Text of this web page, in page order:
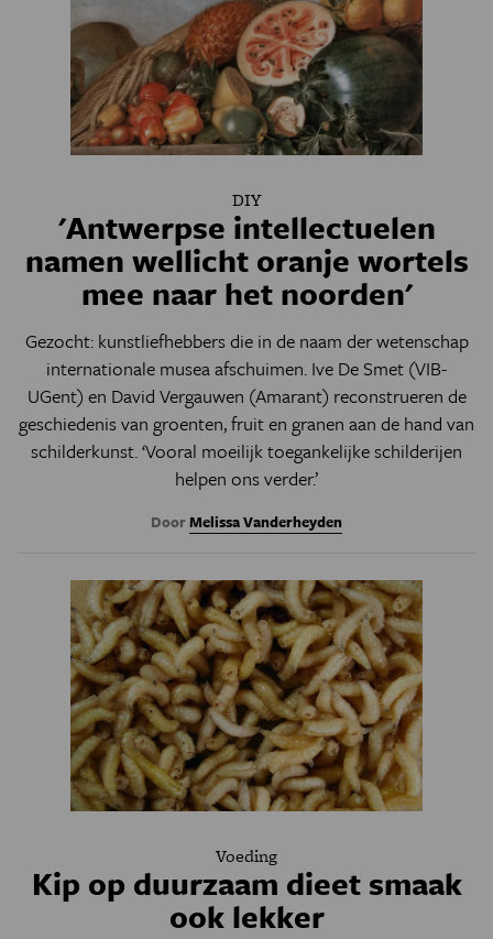
DIY
'Antwerpse intellectuelen
namen wellicht oranje wortels
mee naar het noorden'
Gezocht: kunstliefhebbers die in de naam der wetenschap
internationale musea afschuimen. Ive De Smet (VIB-
UGent) en David Vergauwen (Amarant) reconstrueren de
geschiedenis van groenten, fruit en granen aan de hand van
schilderkunst. ‘Vooral moeilijk toegankelijke schilderijen
helpen ons verder.’
DoorMelissa Vanderheyden
Voeding
Kip op duurzaam dieet smaak
ook lekker